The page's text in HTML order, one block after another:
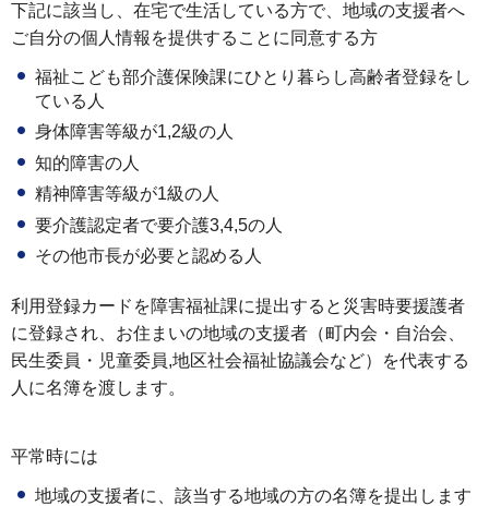
下記に該当し、在宅で生活している方で、地域の支援者へ
ご自分の個人情報を提供することに同意する方
福祉こども部介護保険課にひとり暮らし高齢者登録をし
ている人
身体障害等級が1,2級の人
知的障害の人
精神障害等級が1級の人
要介護認定者で要介護3,4,5の人
その他市長が必要と認める人
利用登録カードを障害福祉課に提出すると災害時要援護者
に登録され、お住まいの地域の支援者（町内会・自治会、
民生委員・児童委員,地区社会福祉協議会など）を代表する
人に名簿を渡します。
平常時には
地域の支援者に、該当する地域の方の名簿を提出します